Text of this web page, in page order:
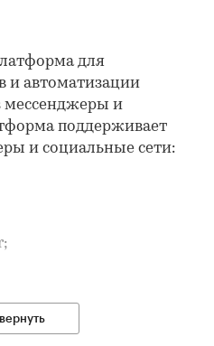
для
и автоматизации
мессенджеры и
поддерживает
и социальные сети: